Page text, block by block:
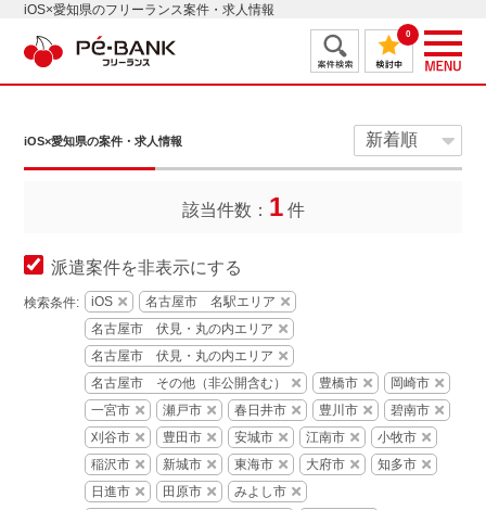
iOS×愛知県のフリーランス案件・求人情報
0
iOS×愛知県の案件・求人情報
該当件数： 1件
派遣案件を非表示にする
検索条件: iOS
名古屋市 名駅エリア
名古屋市 伏見・丸の内エリア
名古屋市 伏見・丸の内エリア
名古屋市 その他（非公開含む）
豊橋市
岡崎市
一宮市
瀬戸市 春日井市 豊川市
碧南市
刈谷市
豊田市 安城市 江南市
小牧市
稲沢市
新城市 東海市 大府市
知多市
日進市
田原市
みよし市